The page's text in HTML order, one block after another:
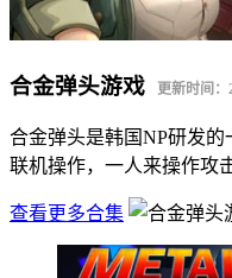
合金弹头游戏 更新时间：
合金弹头是韩国NP研发
联机操作，一人来操作攻
查看更多合集